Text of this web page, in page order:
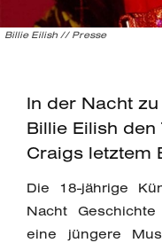
Billie Eilish // Presse
In der Nacht
Billie Eilish
Craigs letztem
Die 18-jährige
Nacht
eine jüngere